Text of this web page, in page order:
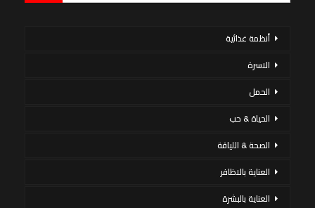
أنظمة غذائية
الاسرة
الحمل
الحياة & حب
الصحة & اللياقة
العناية بالاظافر
العناية بالبشرة